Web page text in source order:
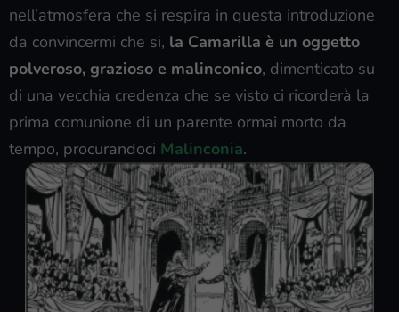
nell’atmosfera che si respira in questa introduzione
da convincermi che si, la Camarilla è un oggetto
polveroso, grazioso e malinconico, dimenticato su
di una vecchia credenza che se visto ci ricorderà la
prima comunione di un parente ormai morto da
tempo, procurandoci Malinconia.